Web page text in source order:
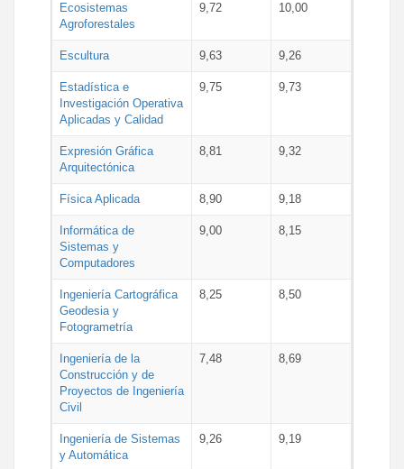
Ecosistemas
Agroforestales
9,72 10,00
Escultura 9,63 9,26
Estadística e
Investigación Operativa
Aplicadas y Calidad
9,75 9,73
Expresión Gráfica
Arquitectónica
8,81 9,32
Física Aplicada 8,90 9,18
Informática de
Sistemas y
Computadores
9,00 8,15
Ingeniería Cartográfica
Geodesia y
Fotogrametría
8,25 8,50
Ingeniería de la
Construcción y de
Proyectos de Ingeniería
Civil
7,48 8,69
Ingeniería de Sistemas
y Automática
9,26 9,19